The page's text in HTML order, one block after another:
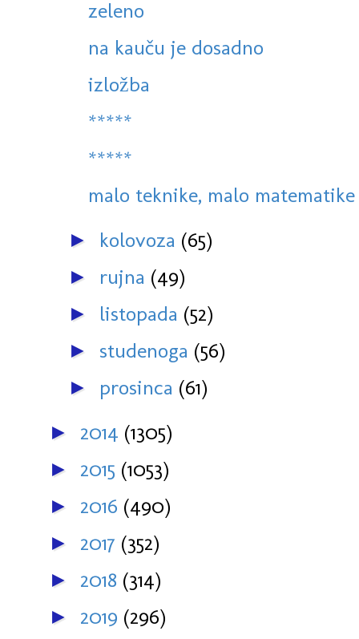
zeleno
na kauču je dosadno
izložba
*****
*****
malo teknike, malo matematike
► kolovoza (65)
► rujna (49)
► listopada (52)
► studenoga (56)
► prosinca (61)
► 2014 (1305)
► 2015 (1053)
► 2016 (490)
► 2017 (352)
► 2018 (314)
► 2019 (296)